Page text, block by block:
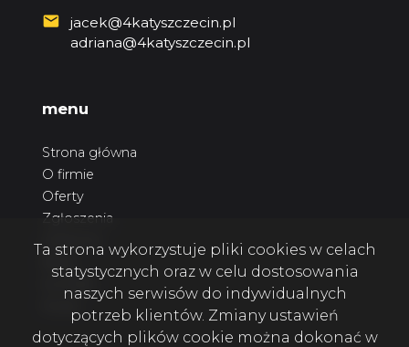
jacek@4katyszczecin.pl
adriana@4katyszczecin.pl
menu
Strona główna
O firmie
Oferty
Zgłoszenia
Kontakt
Ta strona wykorzystuje pliki cookies w celach
statystycznych oraz w celu dostosowania
naszych serwisów do indywidualnych
potrzeb klientów. Zmiany ustawień
dotyczących plików cookie można dokonać w